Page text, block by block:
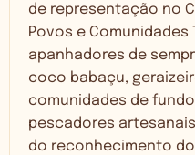
de representação no
Povos e Comunidades
apanhadores de
coco babaçu,
comunidades de
pescadores
do reconhecimento